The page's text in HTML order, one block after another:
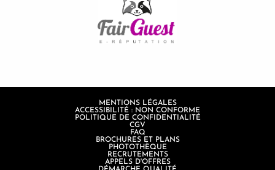
MENTIONS LÉGALES
ACCESSIBILITÉ : NON CONFORME
POLITIQUE DE CONFIDENTIALITÉ
CGV
FAQ
BROCHURES ET PLANS
PHOTOTHÈQUE
RECRUTEMENTS
APPELS D'OFFRES